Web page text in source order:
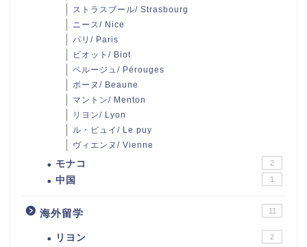
ストラスブール/ Strasbourg
ニース/ Nice
パリ/ Paris
ビオット/ Biot
ペルージュ/ Pérouges
ボーヌ/ Beaune
マントン/ Menton
リヨン/ Lyon
ル・ピュイ/ Le puy
ヴィエンヌ/ Vienne
モナコ 2
中国 1
海外留学 11
リヨン 2